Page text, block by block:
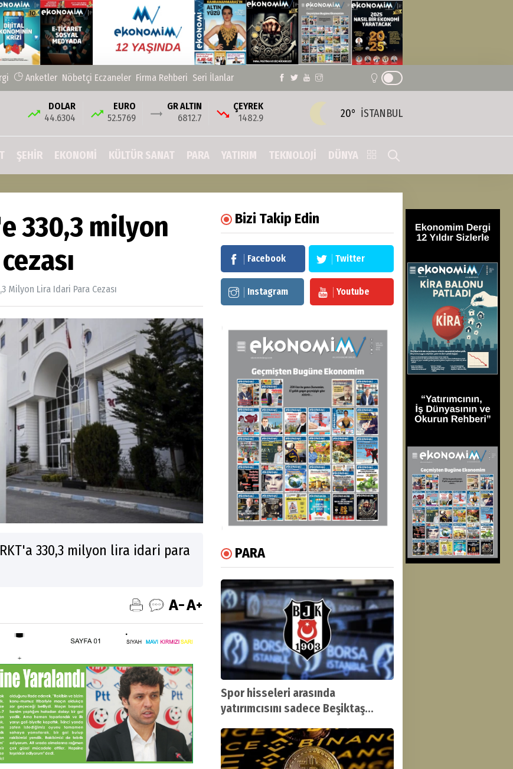
Anketler Nöbetçi Eczaneler Firma Rehberi Seri İlanlar
DOLAR
44.6304
EURO
52.5769
GR ALTIN
6812.7
ÇEYREK
1482.9
20° İSTANBUL
ŞEHIR EKONOMİ KÜLTÜR SANAT PARA YATIRIM TEKNOLOJİ DÜNYA
330,3 milyon
Milyon Lira Idari Para Cezası
330,3 milyon lira idari para
Bizi Takip Edin
Facebook Twitter
Instagram Youtube
PARA
Spor hisseleri arasında
yatırımcısını sadece Beşiktaş